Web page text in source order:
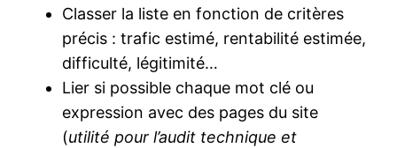
Classer la liste en fonction de critères
précis : trafic estimé, rentabilité estimée,
difficulté, légitimité…
Lier si possible chaque mot clé ou
expression avec des pages du site
(utilité pour l’audit technique et